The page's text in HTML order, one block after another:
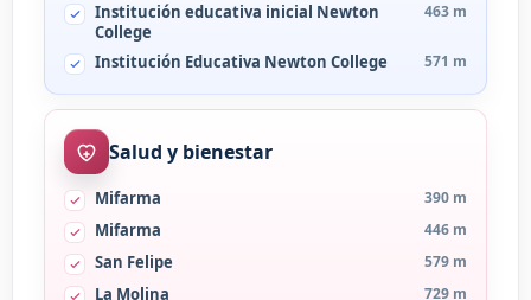
Institución educativa inicial Newton
College
463 m
Institución Educativa Newton College 571 m
Salud y bienestar
Mifarma 390 m
Mifarma 446 m
San Felipe 579 m
La Molina 729 m